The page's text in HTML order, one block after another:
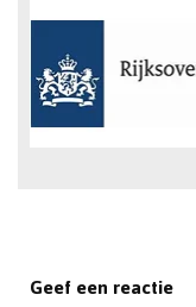
Geef een reactie